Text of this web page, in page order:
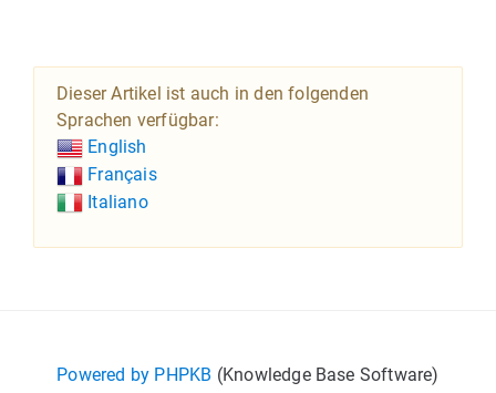
Dieser Artikel ist auch in den folgenden
Sprachen verfügbar:
English
Français
Italiano
Powered by PHPKB (Knowledge Base Software)